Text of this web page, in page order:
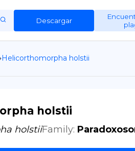
Descargar
Helicorthomorpha holstii
holstii
holstiiFamily: